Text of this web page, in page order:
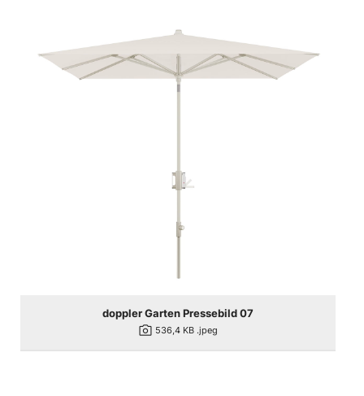
doppler Garten Pressebild 07
photo_camera 536,4 KB .jpeg